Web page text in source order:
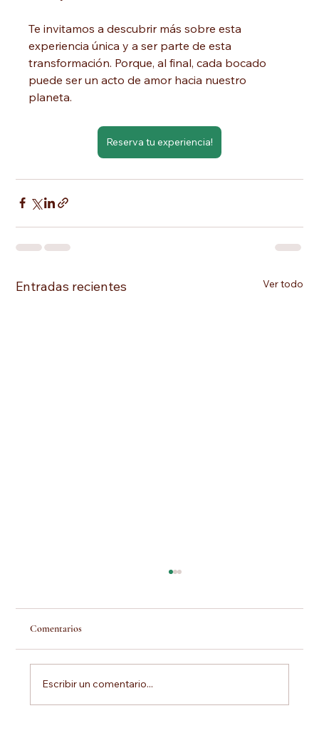
Te invitamos a descubrir más sobre esta
experiencia única y a ser parte de esta
transformación. Porque, al final, cada bocado
puede ser un acto de amor hacia nuestro
planeta.
Reserva tu experiencia!
Entradas recientes Ver todo
Comentarios
Escribir un comentario...